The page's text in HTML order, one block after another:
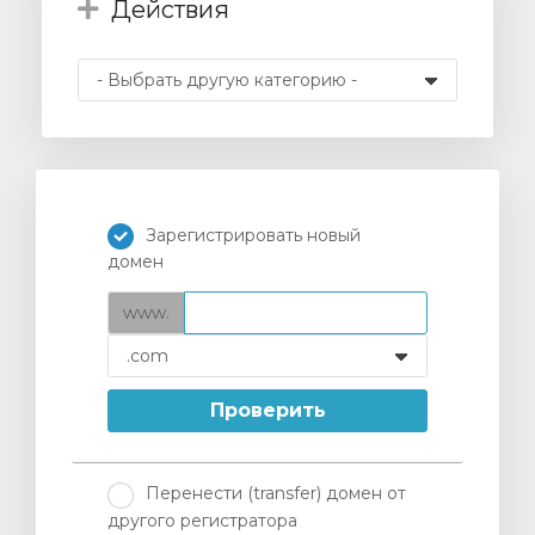
Действия
Зарегистрировать новый
домен
www.
Проверить
Перенести (transfer) домен от
другого регистратора